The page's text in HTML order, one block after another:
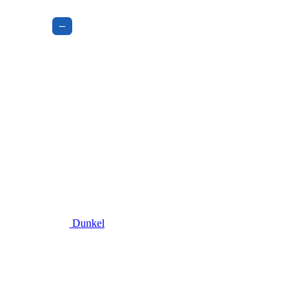
Dunkel
–